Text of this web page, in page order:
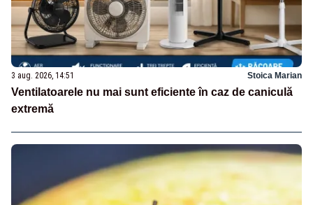
3 aug. 2026, 14:51 Stoica Marian
Ventilatoarele nu mai sunt eficiente în caz de caniculă
extremă